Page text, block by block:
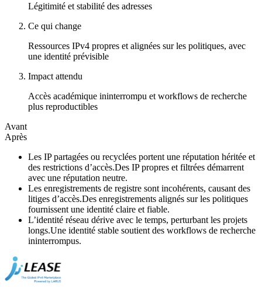
Légitimité et stabilité des adresses
Ce qui change
Ressources IPv4 propres et alignées sur les politiques, avec
une identité prévisible
Impact attendu
Accès académique ininterrompu et workflows de recherche
plus reproductibles
Avant
Après
Les IP partagées ou recyclées portent une réputation héritée et
des restrictions d’accès.Des IP propres et filtrées démarrent
avec une réputation neutre.
Les enregistrements de registre sont incohérents, causant des
litiges d’accès.Des enregistrements alignés sur les politiques
fournissent une identité claire et fiable.
L’identité réseau dérive avec le temps, perturbant les projets
longs.Une identité stable soutient des workflows de recherche
ininterrompus.